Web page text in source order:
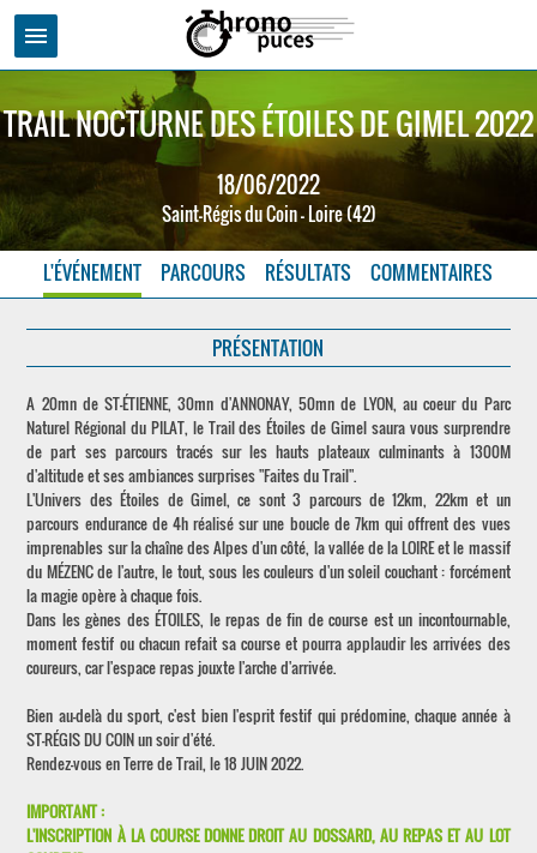
menu
TRAIL NOCTURNE DES ÉTOILES DE GIMEL 2022
18/06/2022
Saint-Régis du Coin - Loire (42)
L'ÉVÉNEMENT PARCOURS RÉSULTATS COMMENTAIRES
PRÉSENTATION
A 20mn de ST-ÉTIENNE, 30mn d'ANNONAY, 50mn de LYON, au coeur du Parc
Naturel Régional du PILAT, le Trail des Étoiles de Gimel saura vous surprendre
de part ses parcours tracés sur les hauts plateaux culminants à 1300M
d'altitude et ses ambiances surprises "Faites du Trail".
L'Univers des Étoiles de Gimel, ce sont 3 parcours de 12km, 22km et un
parcours endurance de 4h réalisé sur une boucle de 7km qui offrent des vues
imprenables sur la chaîne des Alpes d'un côté, la vallée de la LOIRE et le massif
du MÉZENC de l'autre, le tout, sous les couleurs d'un soleil couchant : forcément
la magie opère à chaque fois.
Dans les gènes des ÉTOILES, le repas de fin de course est un incontournable,
moment festif ou chacun refait sa course et pourra applaudir les arrivées des
coureurs, car l'espace repas jouxte l'arche d'arrivée.
Bien au-delà du sport, c'est bien l'esprit festif qui prédomine, chaque année à
ST-RÉGIS DU COIN un soir d'été.
Rendez-vous en Terre de Trail, le 18 JUIN 2022.
IMPORTANT :
L'INSCRIPTION À LA COURSE DONNE DROIT AU DOSSARD, AU REPAS ET AU LOT